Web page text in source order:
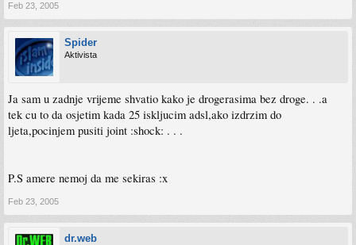
Feb 23, 2005
Spider
Aktivista
Ja sam u zadnje vrijeme shvatio kako je drogerasima bez droge. . .a
tek cu to da osjetim kada 25 iskljucim adsl,ako izdrzim do
ljeta,pocinjem pusiti joint :shock: . . .
P.S amere nemoj da me sekiras :x
Feb 23, 2005
dr.web